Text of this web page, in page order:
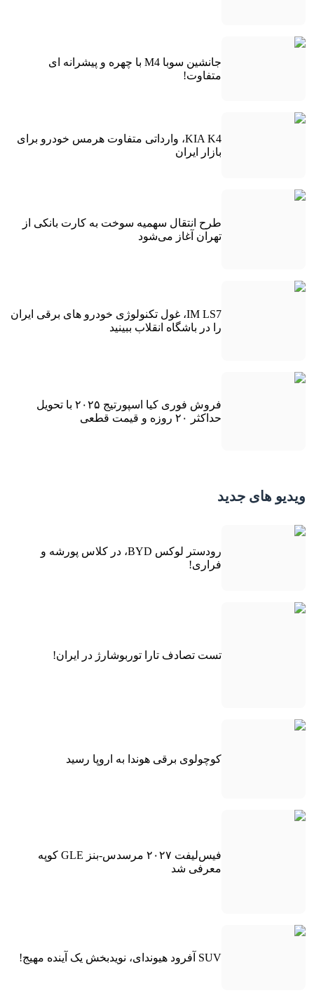
جانشین سوبا M4 با چهره و پیشرانه ای
متفاوت!
KIA K4، وارداتی متفاوت هرمس خودرو برای
بازار ایران
طرح انتقال سهمیه سوخت به کارت بانکی از
تهران آغاز می‌شود
IM LS7، غول تکنولوژی خودرو های برقی ایران
را در باشگاه انقلاب ببینید
فروش فوری کیا اسپورتیج ۲۰۲۵ با تحویل
حداکثر ۲۰ روزه و قیمت قطعی
ویدیو های جدید
رودستر لوکس BYD، در کلاس پورشه و
فراری!
تست تصادف تارا توربوشارژ در ایران!
کوچولوی برقی هوندا به اروپا رسید
فیس‌لیفت ۲۰۲۷ مرسدس-بنز GLE کوپه
معرفی شد
SUV آفرود هیوندای، نویدبخش یک آینده مهیج!